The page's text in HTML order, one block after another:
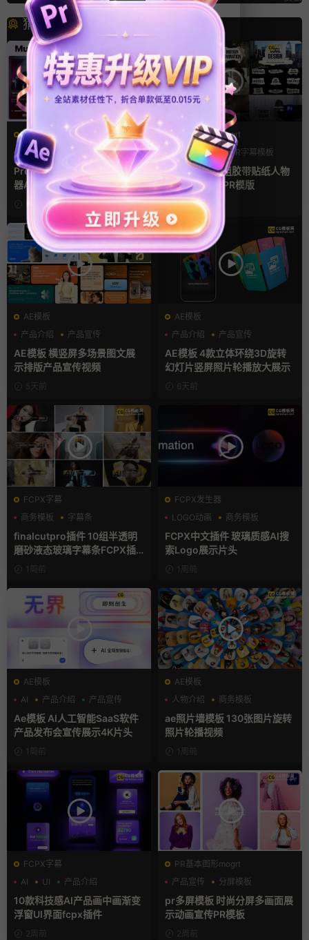
猜你喜欢
PR基本图形mogrt
PR基本图形
手机
Premiere模板 手机音乐播放
器App软件界面UI进度条动画
视频样机pr模版
20小时前
PR基本图形mogrt
PR基本图形
PR字幕模板
人物介绍
pr字幕模板 9组胶带贴纸人物
介绍角标动画PR模版
3天前
AE模板
产品介绍
产品宣传
产品展示
AE模板 横竖屏多场景图文展
示排版产品宣传视频
5天前
AE模板
产品介绍
产品宣传
产品展示
AE模板 4款立体环绕3D旋转
幻灯片竖屏照片轮播放大展示
6天前
FCPX字幕
商务模板
字幕条
finalcutpro插件 10组半透明
磨砂液态玻璃字幕条FCPX插
1周前
FCPX发生器
LOGO动画
商务模板
支持Intel+M芯片
FCPX中文插件 玻璃质感AI搜
索Logo展示片头
1周前
AE模板
AI
产品介绍 产品宣传
Ae模板 AI人工智能SaaS软件
产品发布会宣传展示4K片头
1周前
AE模板
人物介绍
商务模板
幻灯片
ae照片墙模板 130张图片旋转
照片轮播视频
1周前
FCPX字幕
AI
UI 产品介绍
10款科技感AI产品画中画渐变
浮窗UI界面fcpx插件
2周前
PR基本图形mogrt
产品宣传
分屏模板
品牌宣传
pr多屏模板 时尚分屏多画面展
示动画宣传PR模板
2周前